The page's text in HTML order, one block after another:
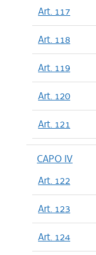
Art. 117
Art. 118
Art. 119
Art. 120
Art. 121
CAPO IV
Art. 122
Art. 123
Art. 124